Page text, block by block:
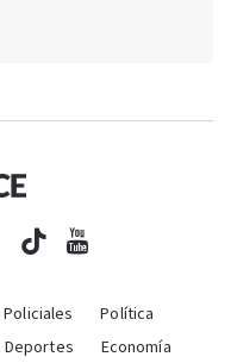
Policiales
Política
Deportes
Economía